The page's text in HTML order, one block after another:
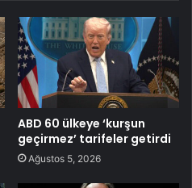
ABD 60 ülkeye ‘kurşun
geçirmez’ tarifeler getirdi
Ağustos 5, 2026